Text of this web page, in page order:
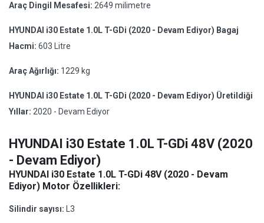
Araç Dingil Mesafesi: 2649 milimetre
HYUNDAI i30 Estate 1.0L T-GDi (2020 - Devam Ediyor) Bagaj
Hacmi: 603 Litre
Araç Ağırlığı: 1229 kg
HYUNDAI i30 Estate 1.0L T-GDi (2020 - Devam Ediyor) Üretildiği
Yıllar: 2020 - Devam Ediyor
HYUNDAI i30 Estate 1.0L T-GDi 48V (2020
- Devam Ediyor)
HYUNDAI i30 Estate 1.0L T-GDi 48V (2020 - Devam
Ediyor) Motor Özellikleri:
Silindir sayısı: L3